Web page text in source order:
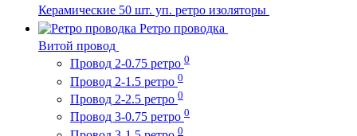
Керамические 50 шт. уп. ретро изоляторы
Ретро проводка
Витой провод
Провод 2-0.75 ретро 0
Провод 2-1.5 ретро 0
Провод 2-2.5 ретро 0
Провод 3-0.75 ретро 0
0